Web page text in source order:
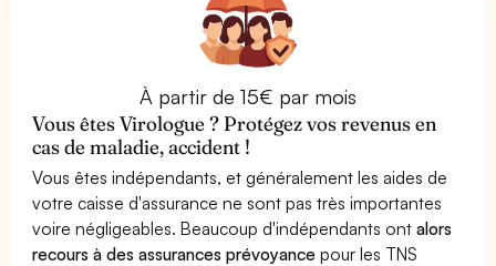
À partir de 15€ par mois
Vous êtes Virologue ? Protégez vos revenus en
cas de maladie, accident !
Vous êtes indépendants, et généralement les aides de
votre caisse d'assurance ne sont pas très importantes
voire négligeables. Beaucoup d'indépendants ontalors
recours à des assurances prévoyance pour les TNS